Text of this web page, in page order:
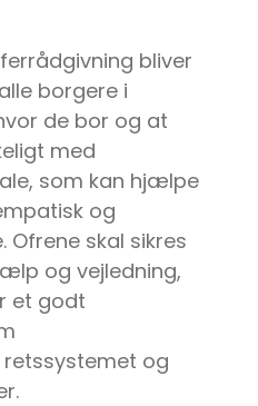
bliver
borgere i
de bor og at
med
som kan hjælpe
og
Ofrene skal sikres
og vejledning,
et godt
og